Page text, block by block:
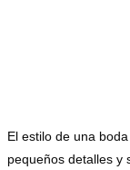
El estilo de una
pequeños detalles y